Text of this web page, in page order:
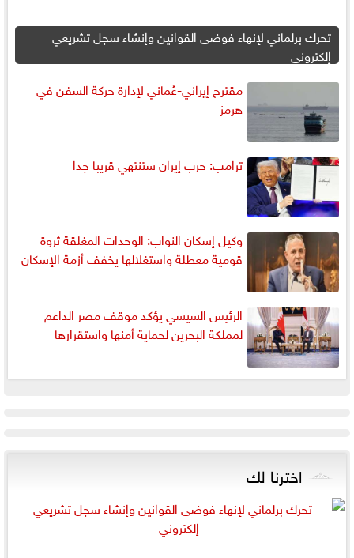
تحرك برلماني لإنهاء فوضى القوانين وإنشاء سجل تشريعي
إلكتروني
مقترح إيراني-عُماني لإدارة حركة السفن في
هرمز
ترامب: حرب إيران ستنتهي قريبا جدا
وكيل إسكان النواب: الوحدات المغلقة ثروة
قومية معطلة واستغلالها يخفف أزمة الإسكان
الرئيس السيسي يؤكد موقف مصر الداعم
لمملكة البحرين لحماية أمنها واستقرارها
اخترنا لك